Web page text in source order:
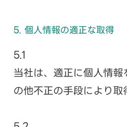
5. 個人情報の適正な取得
5.1
当社は、適正に個人情
の他不正の手段により取